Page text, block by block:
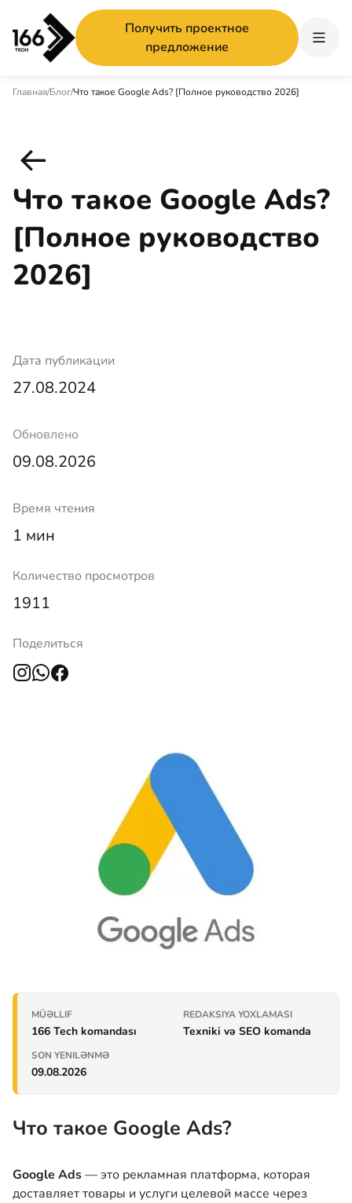
Получить проектное
предложение
Главная/Блог/Что такое Google Ads? [Полное руководство 2026]
Что такое Google Ads?
[Полное руководство
2026]
Дата публикации
27.08.2024
Обновлено
09.08.2026
Время чтения
1 мин
Количество просмотров
1911
Поделиться
MÜƏLLIF
166 Tech komandası
REDAKSIYA YOXLAMASI
Texniki və SEO komanda
SON YENILƏNMƏ
09.08.2026
Что такое Google Ads?
Google Ads— это рекламная платформа, которая
доставляет товары и услуги целевой массе через